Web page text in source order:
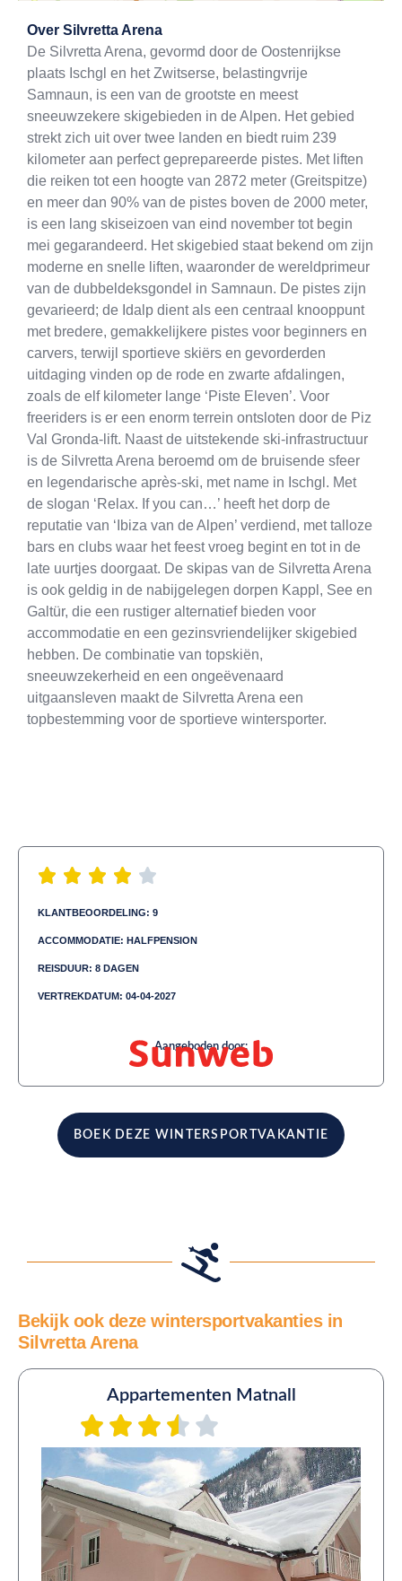
Over Silvretta Arena
De Silvretta Arena, gevormd door de Oostenrijkse
plaats Ischgl en het Zwitserse, belastingvrije
Samnaun, is een van de grootste en meest
sneeuwzekere skigebieden in de Alpen. Het gebied
strekt zich uit over twee landen en biedt ruim 239
kilometer aan perfect geprepareerde pistes. Met liften
die reiken tot een hoogte van 2872 meter (Greitspitze)
en meer dan 90% van de pistes boven de 2000 meter,
is een lang skiseizoen van eind november tot begin
mei gegarandeerd. Het skigebied staat bekend om zijn
moderne en snelle liften, waaronder de wereldprimeur
van de dubbeldeksgondel in Samnaun. De pistes zijn
gevarieerd; de Idalp dient als een centraal knooppunt
met bredere, gemakkelijkere pistes voor beginners en
carvers, terwijl sportieve skiërs en gevorderden
uitdaging vinden op de rode en zwarte afdalingen,
zoals de elf kilometer lange ‘Piste Eleven’. Voor
freeriders is er een enorm terrein ontsloten door de Piz
Val Gronda-lift. Naast de uitstekende ski-infrastructuur
is de Silvretta Arena beroemd om de bruisende sfeer
en legendarische après-ski, met name in Ischgl. Met
de slogan ‘Relax. If you can…’ heeft het dorp de
reputatie van ‘Ibiza van de Alpen’ verdiend, met talloze
bars en clubs waar het feest vroeg begint en tot in de
late uurtjes doorgaat. De skipas van de Silvretta Arena
is ook geldig in de nabijgelegen dorpen Kappl, See en
Galtür, die een rustiger alternatief bieden voor
accommodatie en een gezinsvriendelijker skigebied
hebben. De combinatie van topskiën,
sneeuwzekerheid en een ongeëvenaard
uitgaansleven maakt de Silvretta Arena een
topbestemming voor de sportieve wintersporter.
KLANTBEOORDELING: 9
ACCOMMODATIE: HALFPENSION
REISDUUR: 8 DAGEN
VERTREKDATUM: 04-04-2027
Aangeboden door:
BOEK DEZE WINTERSPORTVAKANTIE
Bekijk ook deze wintersportvakanties in
Silvretta Arena
Appartementen Matnall